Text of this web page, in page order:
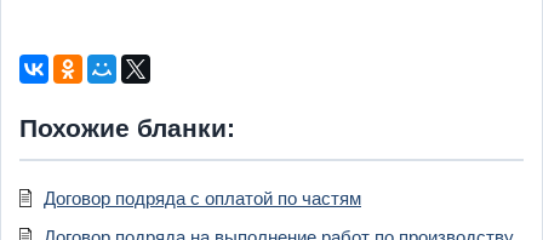
Похожие бланки:
Договор подряда с оплатой по частям